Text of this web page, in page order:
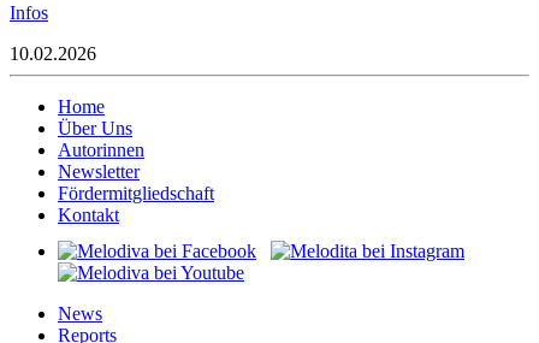
Infos
10.02.2026
Home
Über Uns
Autorinnen
Newsletter
Fördermitgliedschaft
Kontakt
News
Reports